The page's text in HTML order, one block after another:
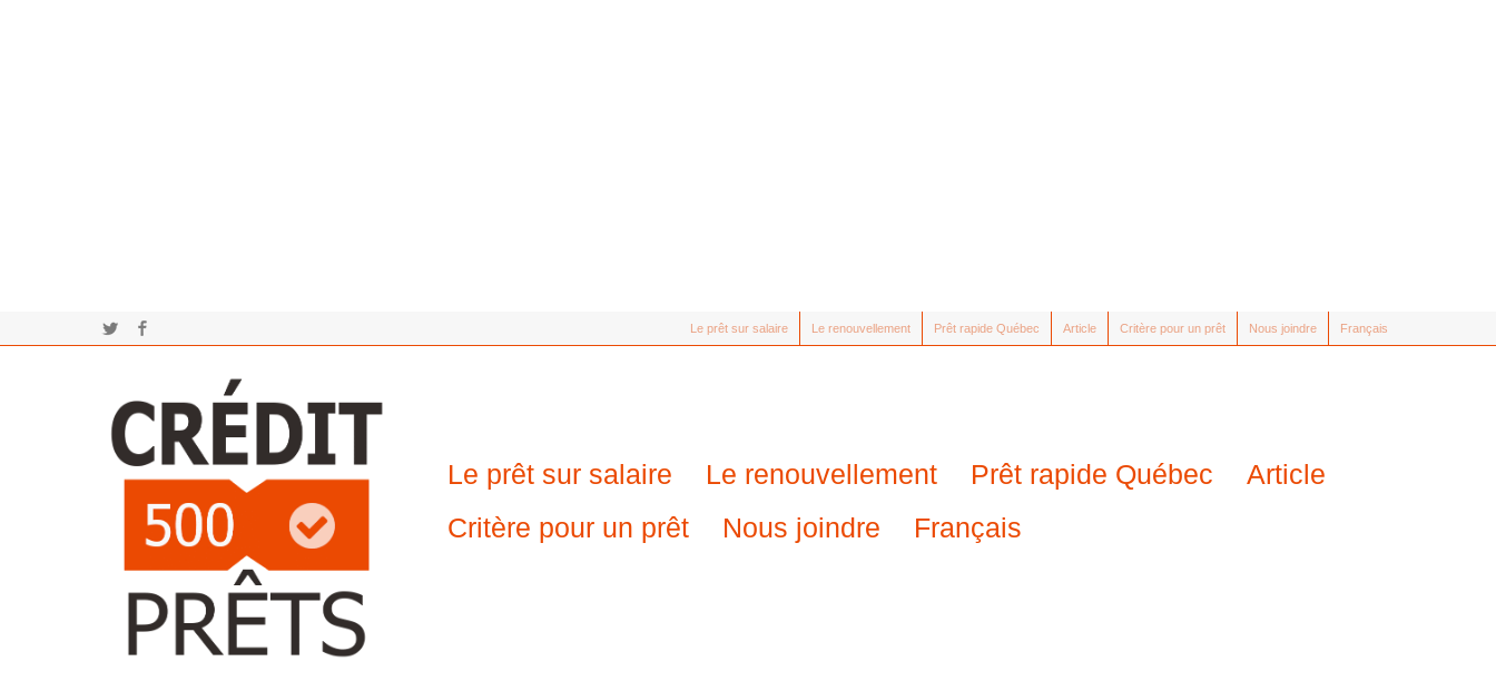
Le prêt sur salaire Le renouvellement Prêt rapide Québec Article Critère pour un prêt Nous joindre Français
Twitter
Le prêt sur salaire Le renouvellement Prêt rapide Québec
Article
Critère pour un prêt
Nous joindre Français